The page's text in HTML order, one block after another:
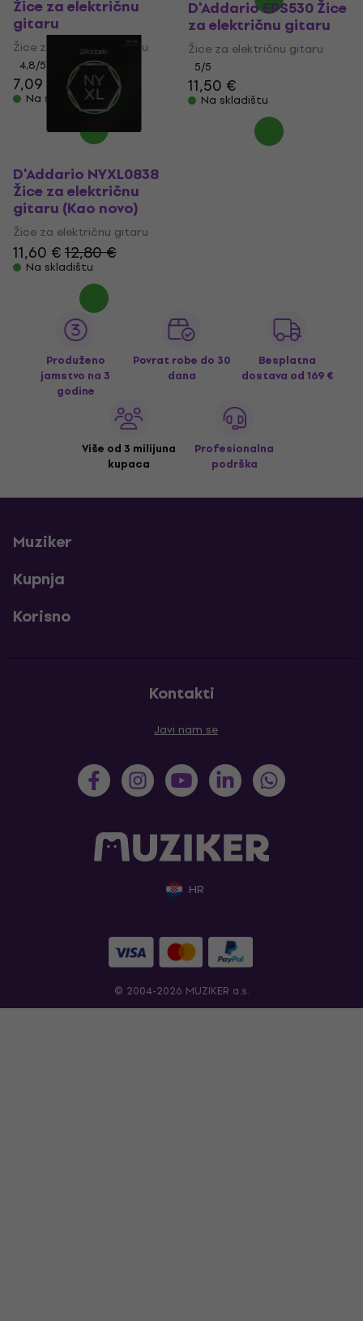
Žice za električnu
gitaru
Žice za električnu gitaru
4,8/5
7,09 €
Na skladištu
D'Addario EPS530 Žice
za električnu gitaru
Žice za električnu gitaru
5/5
11,50 €
Na skladištu
D'Addario NYXL0838
Žice za električnu
gitaru (Kao novo)
Žice za električnu gitaru
11,60 €12,80 €
Na skladištu
Produženo
jamstvo na 3
godine
Povrat robe do 30
dana
Besplatna
dostava od 169 €
Više od 3 milijuna
kupaca
Profesionalna
podrška
Muziker
Kupnja
Korisno
Kontakti
Javi nam se
HR
© 2004-2026 MUZIKER a.s.